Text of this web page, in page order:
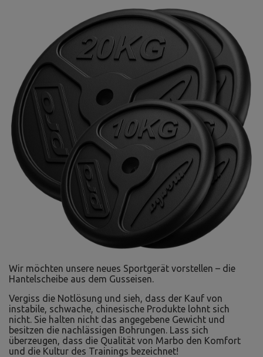
Wir möchten unsere neues Sportgerät vorstellen – die
Hantelscheibe aus dem Gusseisen.
Vergiss die Notlösung und sieh, dass der Kauf von
instabile, schwache, chinesische Produkte lohnt sich
nicht. Sie halten nicht das angegebene Gewicht und
besitzen die nachlässigen Bohrungen. Lass sich
überzeugen, dass die Qualität von Marbo den Komfort
und die Kultur des Trainings bezeichnet!